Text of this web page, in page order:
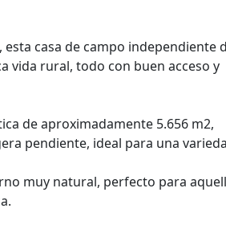
casa de campo independiente
vida rural, todo con buen acceso y
de aproximadamente 5.656 m2,
pendiente, ideal para una
muy natural, perfecto para